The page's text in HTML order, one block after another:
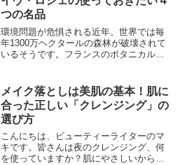
つの名品
環境問題が危惧される近年。世界では毎
年1300万ヘクタールの森林が破壊されて
いるそうです。フランスのボタニカルビ
ル」などの商品購入 1 本につき 1 本を植
樹、本国...
メイク落としは美肌の基本！肌に
合った正しい「クレンジング」の
選び方
こんにちは、ビューティーライターのマ
キです。皆さんは夜のクレンジング、何
を使っていますか？肌にやさしいからミ